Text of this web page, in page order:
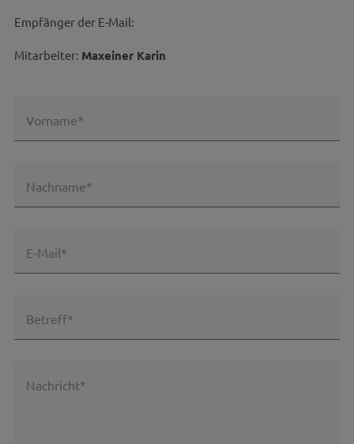
Empfänger der E-Mail:
Mitarbeiter: Maxeiner Karin
Vorname*
Nachname*
E-Mail*
Betreff*
Nachricht*